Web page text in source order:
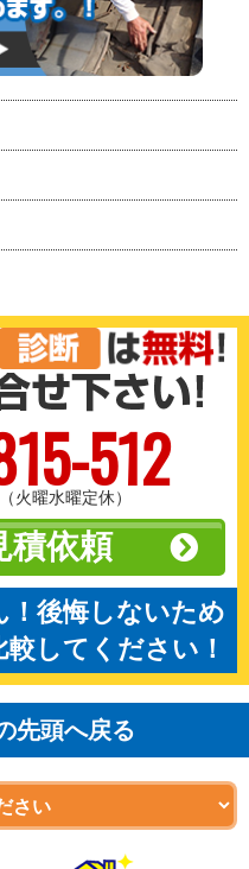
512
火曜水曜定休）
積依頼
後悔しないため
してください！
先頭へ戻る